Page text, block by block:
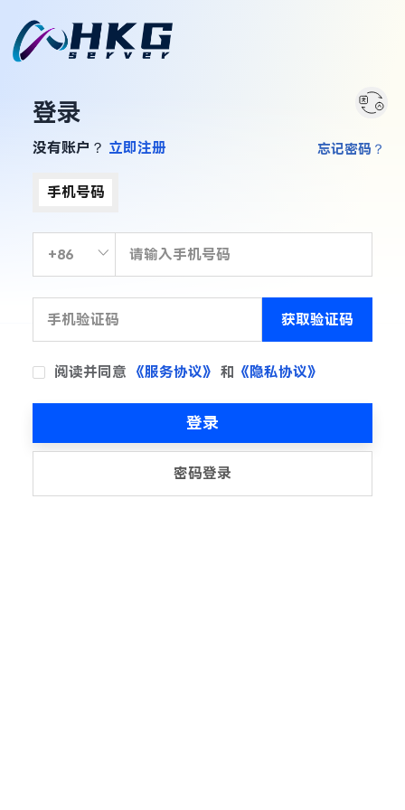
登录
没有账户？ 立即注册
手机号码
获取验证码
阅读并同意 《服务协议》 和 《隐私协议》
忘记密码？
登录
密码登录